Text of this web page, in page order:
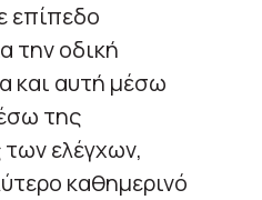
επίπεδο
την οδική
και αυτή μέσω
της
ελέγχων,
καθημερινό